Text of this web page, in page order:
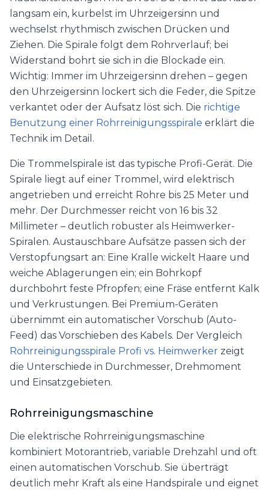
langsam ein, kurbelst im Uhrzeigersinn und
wechselst rhythmisch zwischen Drücken und
Ziehen. Die Spirale folgt dem Rohrverlauf; bei
Widerstand bohrt sie sich in die Blockade ein.
Wichtig: Immer im Uhrzeigersinn drehen – gegen
den Uhrzeigersinn lockert sich die Feder, die Spitze
verkantet oder der Aufsatz löst sich. Die richtige
Benutzung einer Rohrreinigungsspirale erklärt die
Technik im Detail.
Die Trommelspirale ist das typische Profi-Gerät. Die
Spirale liegt auf einer Trommel, wird elektrisch
angetrieben und erreicht Rohre bis 25 Meter und
mehr. Der Durchmesser reicht von 16 bis 32
Millimeter – deutlich robuster als Heimwerker-
Spiralen. Austauschbare Aufsätze passen sich der
Verstopfungsart an: Eine Kralle wickelt Haare und
weiche Ablagerungen ein; ein Bohrkopf
durchbohrt feste Pfropfen; eine Fräse entfernt Kalk
und Verkrustungen. Bei Premium-Geräten
übernimmt ein automatischer Vorschub (Auto-
Feed) das Vorschieben des Kabels. Der Vergleich
Rohrreinigungsspirale Profi vs. Heimwerker zeigt
die Unterschiede in Durchmesser, Drehmoment
und Einsatzgebieten.
Rohrreinigungsmaschine
Die elektrische Rohrreinigungsmaschine
kombiniert Motorantrieb, variable Drehzahl und oft
einen automatischen Vorschub. Sie überträgt
deutlich mehr Kraft als eine Handspirale und eignet